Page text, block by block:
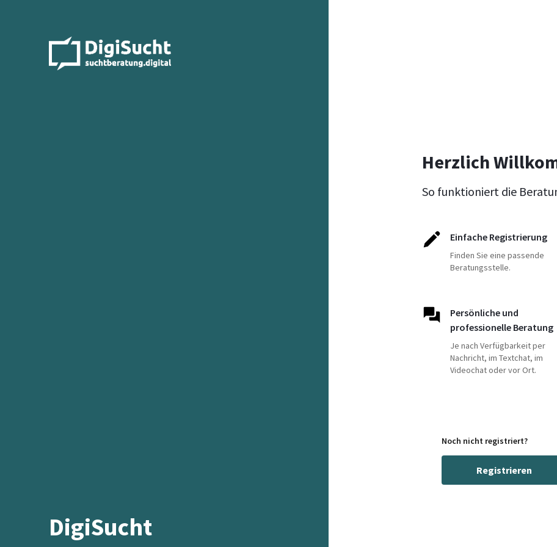
DigiSucht
Herzlich
So funktioniert die
Einfache Registrierung
Finden Sie eine passende
Beratungsstelle.
Persönliche und
professionelle Beratung
Je nach Verfügbarkeit per
Nachricht, im Textchat, im
Videochat oder vor Ort.
Noch nicht registriert?
Registrieren